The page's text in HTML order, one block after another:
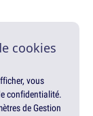
cookies
vous
confidentialité.
de Gestion